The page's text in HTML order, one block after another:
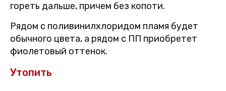
гореть дальше, причем без копоти.
Рядом с поливинилхлоридом пламя будет
обычного цвета, а рядом с ПП приобретет
фиолетовый оттенок.
Утопить